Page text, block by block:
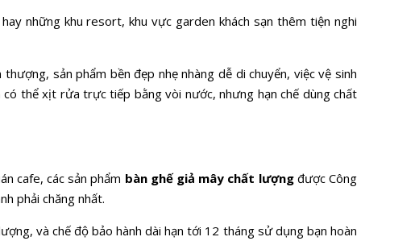
những khu resort, khu vực garden khách sạn thêm tiện nghi
sản phẩm bền đẹp nhẹ nhàng dễ di chuyển, việc vệ sinh
thể xịt rửa trực tiếp bằng vòi nước, nhưng hạn chế dùng chất
cafe, các sản phẩm bàn ghế giả mây chất lượngđược Công
phải chăng nhất.
và chế độ bảo hành dài hạn tới 12 tháng sử dụng bạn hoàn